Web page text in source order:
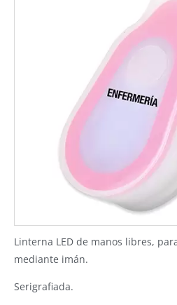
Linterna LED de manos libres,
mediante imán.
Serigrafiada.